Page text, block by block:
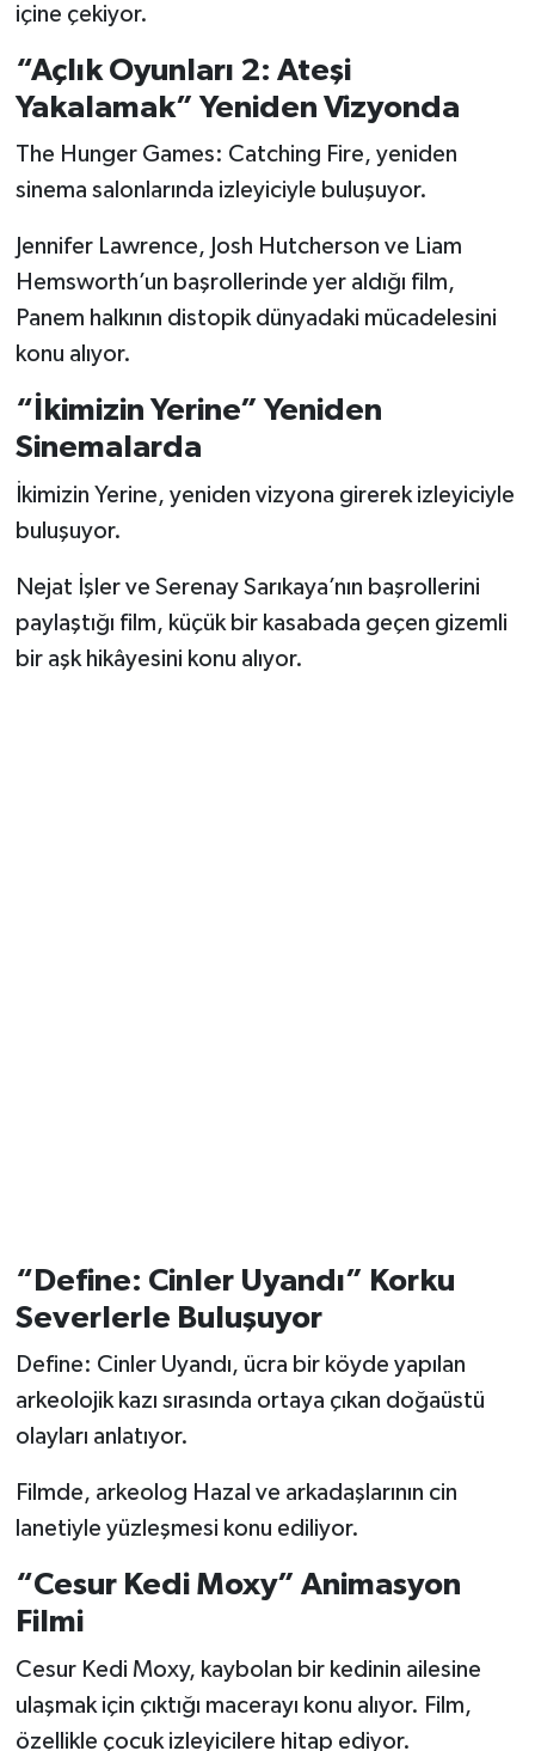
içine çekiyor.
“Açlık Oyunları 2: Ateşi
Yakalamak” Yeniden Vizyonda
The Hunger Games: Catching Fire, yeniden
sinema salonlarında izleyiciyle buluşuyor.
Jennifer Lawrence, Josh Hutcherson ve Liam
Hemsworth’un başrollerinde yer aldığı film,
Panem halkının distopik dünyadaki mücadelesini
konu alıyor.
“İkimizin Yerine” Yeniden
Sinemalarda
İkimizin Yerine, yeniden vizyona girerek izleyiciyle
buluşuyor.
Nejat İşler ve Serenay Sarıkaya’nın başrollerini
paylaştığı film, küçük bir kasabada geçen gizemli
bir aşk hikâyesini konu alıyor.
“Define: Cinler Uyandı” Korku
Severlerle Buluşuyor
Define: Cinler Uyandı, ücra bir köyde yapılan
arkeolojik kazı sırasında ortaya çıkan doğaüstü
olayları anlatıyor.
Filmde, arkeolog Hazal ve arkadaşlarının cin
lanetiyle yüzleşmesi konu ediliyor.
“Cesur Kedi Moxy” Animasyon
Filmi
Cesur Kedi Moxy, kaybolan bir kedinin ailesine
ulaşmak için çıktığı macerayı konu alıyor. Film,
özellikle çocuk izleyicilere hitap ediyor.